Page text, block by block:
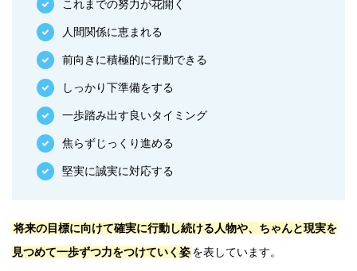
これまでの努力が花開く
人間関係に恵まれる
前向きに積極的に行動できる
しっかり下準備をする
一歩踏み出す良いタイミング
焦らずじっくり進める
堅実に誠実に対応する
将来の目標に向けて確実に行動し続ける人物や、ちゃんと現実を
見つめて一歩ずつ力をつけていく姿を表しています。